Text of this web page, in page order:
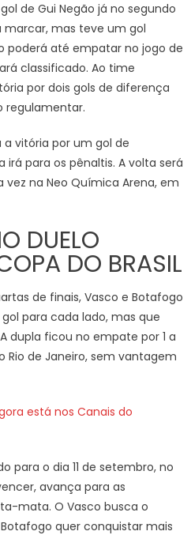
de Gui Negão já no segundo
marcar, mas teve um gol
poderá até empatar no jogo de
classificado. Ao time
por dois gols de diferença
regulamentar.
a vitória por um gol de
para os pênaltis. A volta será
vez na Neo Química Arena, em
DUELO
DO BRASIL
de finais, Vasco e Botafogo
para cada lado, mas que
dupla ficou no empate por 1 a
Rio de Janeiro, sem vantagem
está nos Canais do
para o dia 11 de setembro, no
avança para as
mata. O Vasco busca o
quer conquistar mais